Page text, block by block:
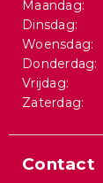
Maandag:
Dinsdag:
Woensdag:
Donderdag:
Vrijdag:
Zaterdag:
Contact